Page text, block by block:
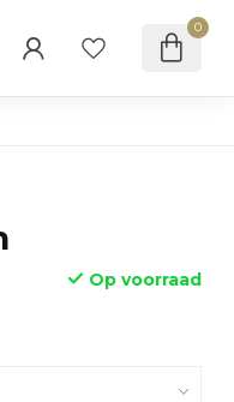
0
Op voorraad